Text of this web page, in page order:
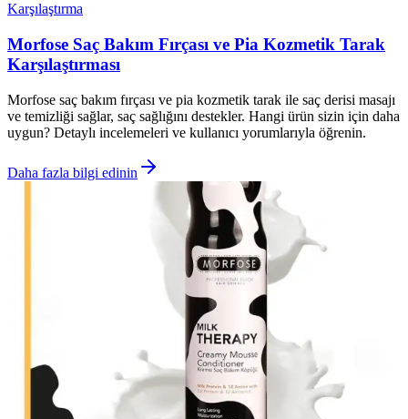
Karşılaştırma
Morfose Saç Bakım Fırçası ve Pia Kozmetik Tarak
Karşılaştırması
Morfose saç bakım fırçası ve pia kozmetik tarak ile saç derisi masajı
ve temizliği sağlar, saç sağlığını destekler. Hangi ürün sizin için daha
uygun? Detaylı incelemeleri ve kullanıcı yorumlarıyla öğrenin.
Daha fazla bilgi edinin